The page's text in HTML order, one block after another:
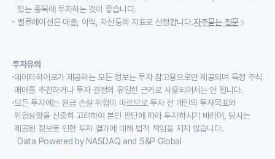
있는 종목에 투자하는 것이 좋습니다.
밸류에이션은 매출, 이익, 자산등의 지표로 산정합니다.자주묻는 질문
투자유의
데이터히어로가 제공하는 모든 정보는 투자 참고용으로만 제공되며 특정 주식
매매를 추천하거나 투자 결정의 유일한 근거로 사용되어서는 안 됩니다.
모든 투자에는 원금 손실 위험이 따르므로 투자 전 개인의 투자목표와
위험성향을 신중히 고려하여 본인 판단에 따라 투자하시기 바라며, 당사는
제공된 정보로 인한 투자 결과에 대해 법적 책임을 지지 않습니다.
Data Powered by NASDAQ and S&P Global